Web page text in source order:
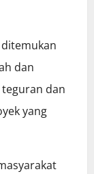
ditemukan
dan
dan
yang